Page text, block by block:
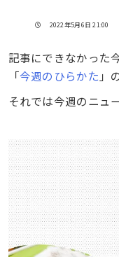
投稿日
2022年5月6日 21:00
記事にできなかった
「今週のひらかた 」
それでは今週のニュ